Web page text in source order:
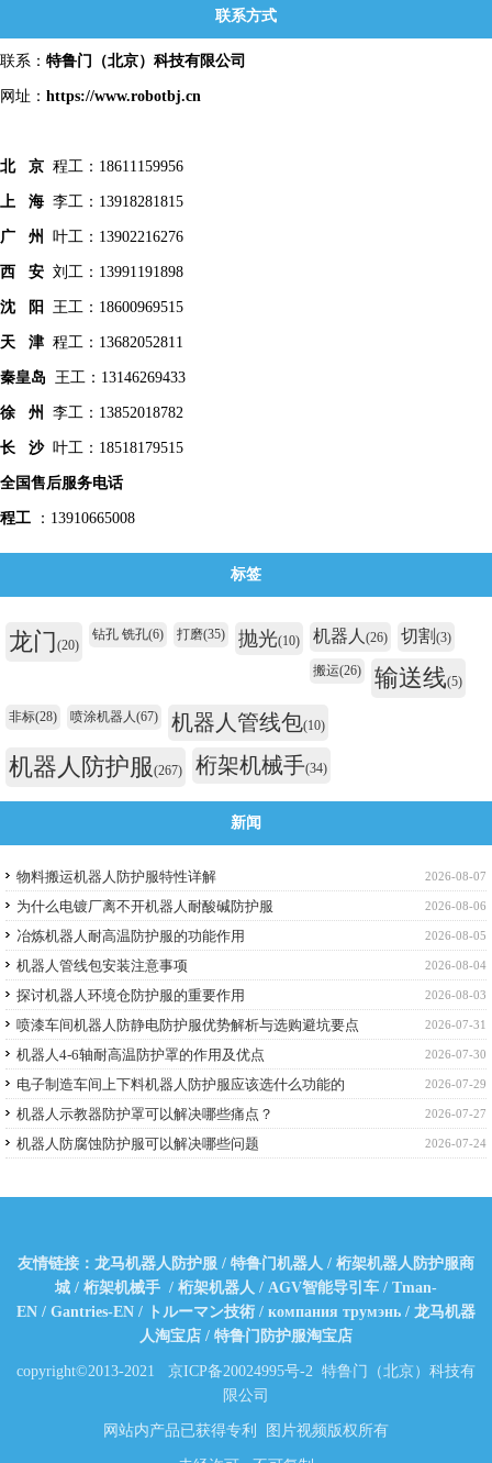
联系方式
联系： 特鲁门 （北京）科技有限公司
网址： https://www.robotbj.cn
北 京 程工：18611159956
上 海 李工：13918281815
广 州 叶工：13902216276
西 安 刘工：13991191898
沈 阳 王工：18600969515
天 津 程工：13682052811
秦皇岛 王工：13146269433
徐 州 李工：13852018782
长 沙叶工：18518179515
全国售后服务电话
程工 ：13910665008
标签
龙门(20)
钻孔 铣孔(6) 打磨(35) 抛光(10) 机器人 (26) 切割 (3)
搬运(26) 输送线(5)
非标(28) 喷涂机器人(67) 机器人管线包(10)
机器人防护服(267) 桁架机械手(34)
新闻
2026-08-07
物料搬运机器人防护服特性详解
2026-08-06
为什么电镀厂离不开机器人耐酸碱防护服
2026-08-05
冶炼机器人耐高温防护服的功能作用
2026-08-04
机器人管线包安装注意事项
2026-08-03
探讨机器人环境仓防护服的重要作用
2026-07-31
喷漆车间机器人防静电防护服优势解析与选购避坑要点
2026-07-30
机器人4-6轴耐高温防护罩的作用及优点
2026-07-29
电子制造车间上下料机器人防护服应该选什么功能的
2026-07-27
机器人示教器防护罩可以解决哪些痛点？
2026-07-24
机器人防腐蚀防护服可以解决哪些问题
友情链接： 龙马机器人防护服 / 特鲁门机器人 / 桁架机器人防护服商
城 / 桁架机械手 / 桁架机器人 / AGV智能导引车 / Tman-
EN / Gantries-EN / トルーマン技術 / компания трумэнь / 龙马机器
人淘宝店 / 特鲁门防护服淘宝店
copyright©2013-2021 京ICP备20024995号-2 特鲁门（北京）科技有
限公司
网站内产品已获得专利 图片视频版权所有